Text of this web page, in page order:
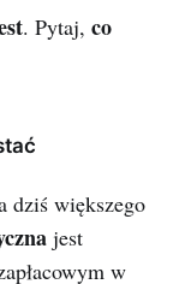
. Pytaj, co
dziś większego
jest
w